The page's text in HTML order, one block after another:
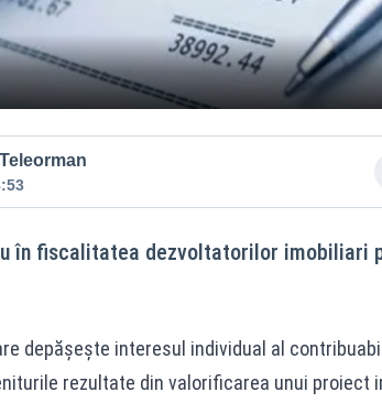
în fiscalitatea dezvoltatorilor imobiliari
depășește interesul individual al
rezultate din valorificarea unui proiect